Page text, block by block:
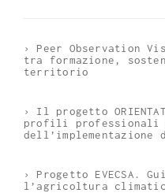
› Peer Observation
tra formazione,
territorio
› Il progetto
profili professionali
dell’implementazione
› Progetto EVECSA.
l’agricoltura